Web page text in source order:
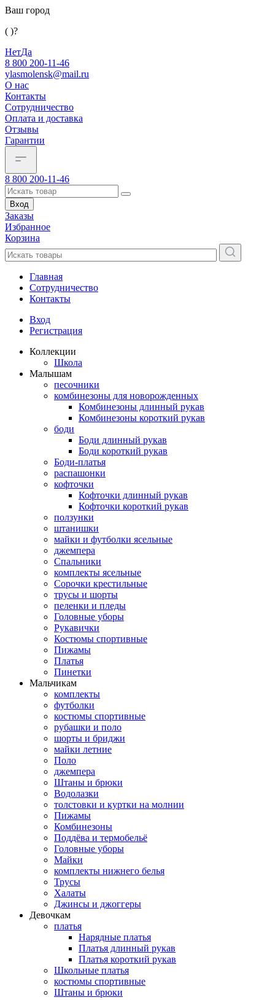
Ваш город
( )?
НетДа
8 800 200-11-46
ylasmolensk@mail.ru
О нас
Контакты
Сотрудничество
Оплата и доставка
Отзывы
Гарантии
8 800 200-11-46
Вход
Заказы
Избранное
Корзина
Главная
Сотрудничество
Контакты
Вход
Регистрация
Коллекции
Школа
Малышам
песочники
комбинезоны для новорожденных
Комбинезоны длинный рукав
Комбинезоны короткий рукав
боди
Боди длинный рукав
Боди короткий рукав
Боди-платья
распашонки
кофточки
Кофточки длинный рукав
Кофточки короткий рукав
ползунки
штанишки
майки и футболки ясельные
джемпера
Спальники
комплекты ясельные
Сорочки крестильные
трусы и шорты
пеленки и пледы
Головные уборы
Рукавички
Костюмы спортивные
Пижамы
Платья
Пинетки
Мальчикам
комплекты
футболки
костюмы спортивные
рубашки и поло
шорты и бриджи
майки летние
Поло
джемпера
Штаны и брюки
Водолазки
толстовки и куртки на молнии
Пижамы
Комбинезоны
Поддёва и термобельё
Головные уборы
Майки
комплекты нижнего белья
Трусы
Халаты
Джинсы и джоггеры
Девочкам
платья
Нарядные платья
Платья длинный рукав
Платья короткий рукав
Школьные платья
костюмы спортивные
Штаны и брюки